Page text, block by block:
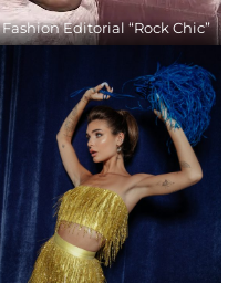
Fashion Editorial “Rock Chic”